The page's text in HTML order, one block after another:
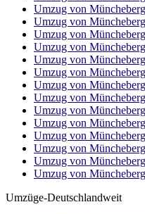
Umzug von
Umzug von
Umzug von
Umzug von
Umzug von
Umzug von
Umzug von
Umzug von
Umzug von
Umzug von
Umzug von
Umzug von
Umzug von
Umzug von
Umzüge-Deutschlandweit